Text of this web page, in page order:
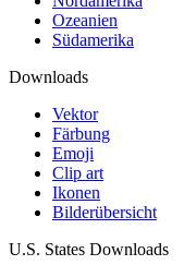
Ozeanien
Südamerika
Downloads
Vektor
Färbung
Emoji
Clip art
Ikonen
Bilderübersicht
U.S. States Downloads